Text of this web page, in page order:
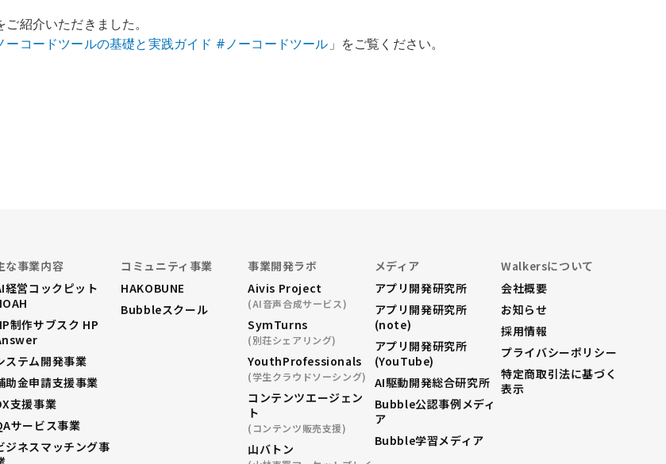
紹介いただきました。
ーコードツールの基礎と実践ガイド #ノーコードツール 」をご覧ください。
な事業内容
経営コックピット
制作サブスク HP
ステム開発事業
助金申請支援事業
支援事業
サービス事業
ジネスマッチング事
コミュニティ事業
HAKOBUNE
Bubbleスクール
事業開発ラボ
Aivis Project
(AI音声合成サービス)
SymTurns
(別荘シェアリング)
YouthProfessionals
(学生クラウドソーシング)
コンテンツエージェン
ト
(コンテンツ販売支援)
山バトン
メディア
アプリ開発研究所
アプリ開発研究所
(note)
アプリ開発研究所
(YouTube)
AI駆動開発総合研究所
Bubble公認事例メディ
ア
Bubble学習メディア
Walkersについて
会社概要
お知らせ
採用情報
プライバシーポリシー
特定商取引法に基づく
表示